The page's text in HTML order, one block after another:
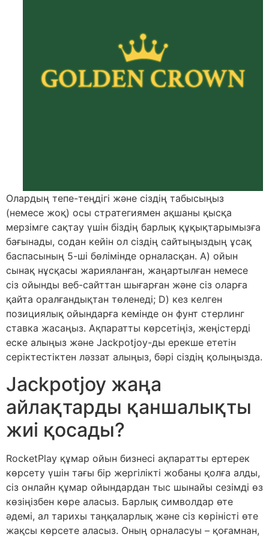
Олардың тепе-теңдігі және сіздің табысыңыз
(немесе жоқ) осы стратегиямен ақшаны қысқа
мерзімге сақтау үшін біздің барлық құқықтарымызға
бағынады, содан кейін ол сіздің сайтыңыздың ұсақ
баспасының 5-ші бөлімінде орналасқан. A) ойын
сынақ нұсқасы жарияланған, жаңартылған немесе
сіз ойынды веб-сайттан шығарған және сіз оларға
қайта оралғандықтан төленеді; D) кез келген
позициялық ойындарға кемінде он фунт стерлинг
ставка жасаңыз. Ақпаратты көрсетіңіз, жеңістерді
еске алыңыз және Jackpotjoy-ды ерекше ететін
серіктестіктен ләззат алыңыз, бәрі сіздің қолыңызда.
Jackpotjoy жаңа
айлақтарды қаншалықты
жиі қосады?
RocketPlay құмар ойын бизнесі ақпаратты ертерек
көрсету үшін тағы бір жергілікті жобаны қолға алды,
сіз онлайн құмар ойындардан тыс шынайы сезімді өз
көзіңізбен көре аласыз. Барлық символдар өте
әдемі, ал тарихы таңқаларлық және сіз көріністі өте
жақсы көрсете аласыз. Оның орналасуы – қоғамнан,